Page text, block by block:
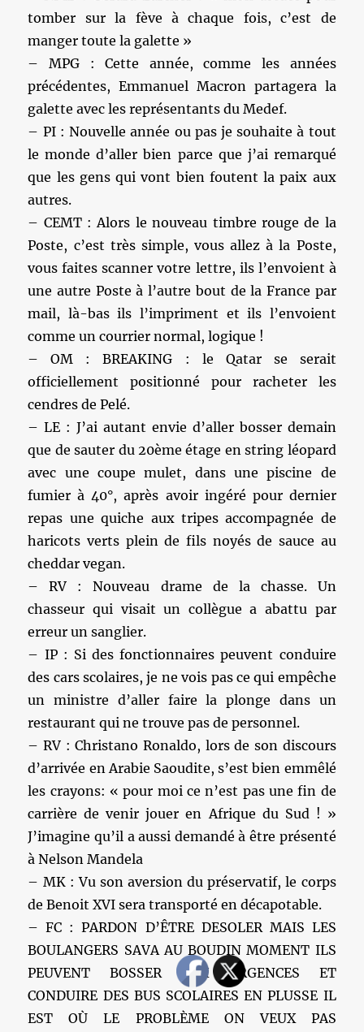
tomber sur la fève à chaque fois, c’est de
manger toute la galette »
– MPG : Cette année, comme les années
précédentes, Emmanuel Macron partagera la
galette avec les représentants du Medef.
– PI : Nouvelle année ou pas je souhaite à tout
le monde d’aller bien parce que j’ai remarqué
que les gens qui vont bien foutent la paix aux
autres.
– CEMT : Alors le nouveau timbre rouge de la
Poste, c’est très simple, vous allez à la Poste,
vous faites scanner votre lettre, ils l’envoient à
une autre Poste à l’autre bout de la France par
mail, là-bas ils l’impriment et ils l’envoient
comme un courrier normal, logique !
– OM : BREAKING : le Qatar se serait
officiellement positionné pour racheter les
cendres de Pelé.
– LE : J’ai autant envie d’aller bosser demain
que de sauter du 20ème étage en string léopard
avec une coupe mulet, dans une piscine de
fumier à 40°, après avoir ingéré pour dernier
repas une quiche aux tripes accompagnée de
haricots verts plein de fils noyés de sauce au
cheddar vegan.
– RV : Nouveau drame de la chasse. Un
chasseur qui visait un collègue a abattu par
erreur un sanglier.
– IP : Si des fonctionnaires peuvent conduire
des cars scolaires, je ne vois pas ce qui empêche
un ministre d’aller faire la plonge dans un
restaurant qui ne trouve pas de personnel.
– RV : Christano Ronaldo, lors de son discours
d’arrivée en Arabie Saoudite, s’est bien emmêlé
les crayons: « pour moi ce n’est pas une fin de
carrière de venir jouer en Afrique du Sud ! »
J’imagine qu’il a aussi demandé à être présenté
à Nelson Mandela
– MK : Vu son aversion du préservatif, le corps
de Benoit XVI sera transporté en décapotable.
– FC : PARDON D’ÊTRE DESOLER MAIS LES
BOULANGERS SAVA AU BOUDIN MOMENT ILS
PEUVENT BOSSER AUX URGENCES ET
CONDUIRE DES BUS SCOLAIRES EN PLUSSE IL
EST OÙ LE PROBLÈME ON VEUX PAS